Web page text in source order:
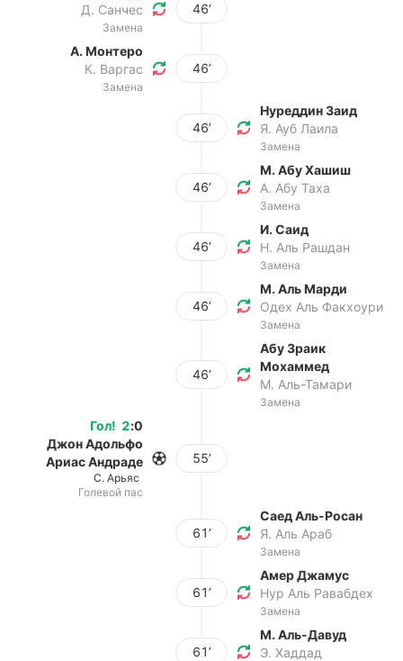
Д. Санчес
Замена
46’
А. Монтеро
К. Варгас
Замена
46’
46’
Нуреддин Заид
Я. Ауб Лаила
Замена
46’
М. Абу Хашиш
А. Абу Таха
Замена
46’
И. Саид
Н. Аль Рашдан
Замена
46’
М. Аль Марди
Одех Аль Факхоури
Замена
46’
Абу Зраик
Мохаммед
М. Аль-Тамари
Замена
Гол! 2:0
Джон Адольфо
Ариас Андраде
С. Арьяс
Голевой пас
55’
61’
Саед Аль-Росан
Я. Аль Араб
Замена
61’
Амер Джамус
Нур Аль Равабдех
Замена
61’
М. Аль-Давуд
Э. Хаддад